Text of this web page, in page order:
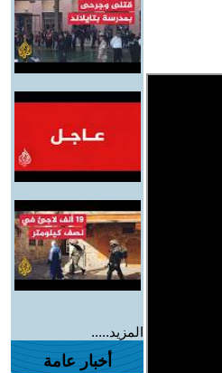
المزيد.....
أخبار عامة